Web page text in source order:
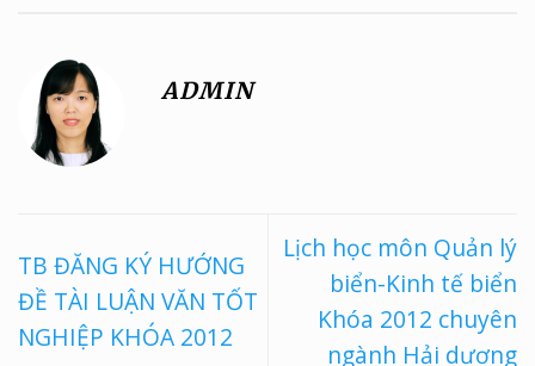
ADMIN
TB ĐĂNG KÝ HƯỚNG
ĐỀ TÀI LUẬN VĂN TỐT
NGHIỆP KHÓA 2012
Lịch học môn Quản lý
biển-Kinh tế biển
Khóa 2012 chuyên
ngành Hải dương